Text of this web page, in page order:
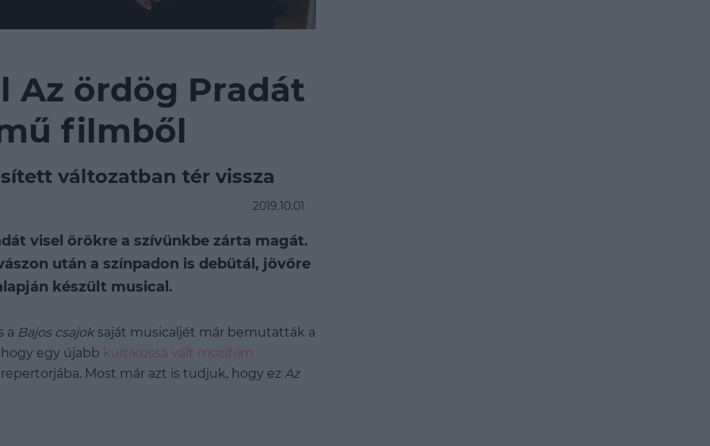
Az ördög Pradát
filmből
változatban tér vissza
2019.10.01
visel örökre a szívünkbe zárta magát.
után a színpadon is debütál, jövőre
készült musical.
a Bajos csajoksaját musicaljét már bemutatták a
egy újabb kultikussá vált mozifilm
Most már azt is tudjuk, hogy ez Az